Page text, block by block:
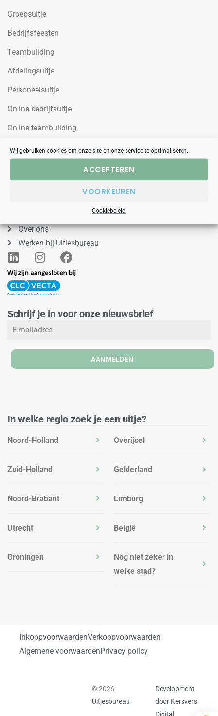
Wij gebruiken cookies om onze site en onze service te optimaliseren.
ACCEPTEREN
VOORKEUREN
Cookiebeleid
Groepsuitje
Bedrijfsfeesten
Teambuilding
Afdelingsuitje
Personeelsuitje
Online bedrijfsuitje
Online teambuilding
Uitjesbureau
Wilgenweg 10a
1031HV Amsterdam Noord
Over ons
Werken bij Uitjesbureau
L
i
n
k
d
i
I
n
s
t
g
r
m
F
a
o
Schrijf je in voor onze nieuwsbrief
AANMELDEN
In welke regio zoek je een uitje?
Noord-Holland
Zuid-Holland
Noord-Brabant
Utrecht
Groningen
Overijsel
Gelderland
Limburg
België
Nog niet zeker in
welke stad?
InkoopvoorwaardenVerkoopvoorwaarden
Algemene voorwaardenPrivacy policy
© 2026
Uitjesbureau
Development
door Kersvers
Digital